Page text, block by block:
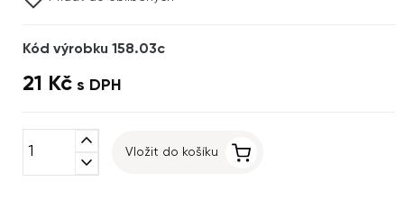
Kód výrobku 158.03c
21 Kč s DPH
expand_less
expand_more
Vložit do košíku